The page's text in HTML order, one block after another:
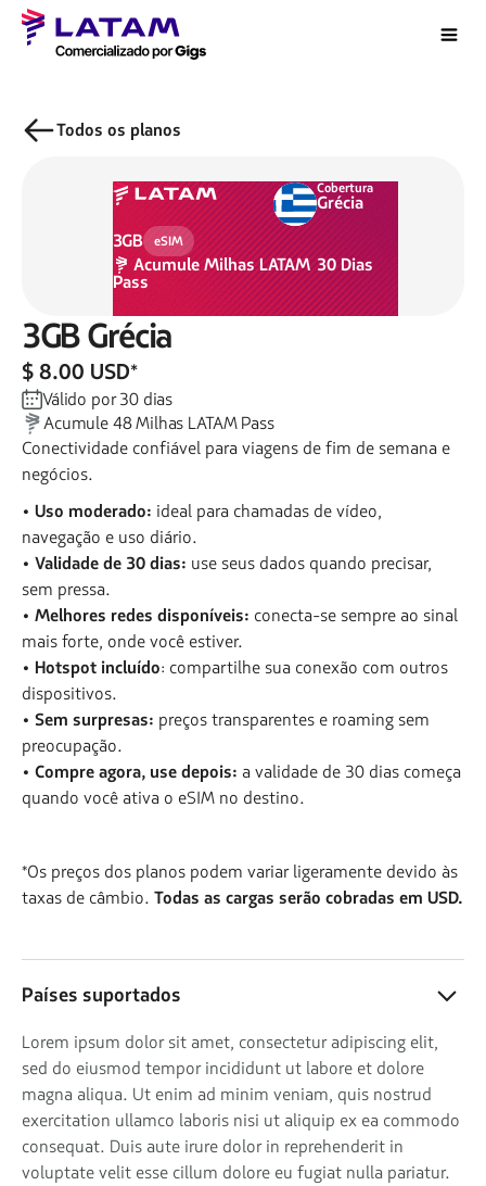
Todos os planos
Cobertura
Grécia
3GB
eSIM
AcumuleMilhas LATAM
Pass
30Dias
3GBGrécia
$ 8.00 USD*
Válido por30dias
Acumule48Milhas LATAM Pass
Conectividade confiável para viagens de fim de semana e
negócios.
• Uso moderado: ideal para chamadas de vídeo,
navegação e uso diário.
• Validade de 30 dias: use seus dados quando precisar,
sem pressa.
• Melhores redes disponíveis: conecta-se sempre ao sinal
mais forte, onde você estiver.
• Hotspot incluído: compartilhe sua conexão com outros
dispositivos.
• Sem surpresas: preços transparentes e roaming sem
preocupação.
• Compre agora, use depois: a validade de 30 dias começa
quando você ativa o eSIM no destino.
*Os preços dos planos podem variar ligeramente devido às
taxas de câmbio. Todas as cargas serão cobradas em USD.
Países suportados
Lorem ipsum dolor sit amet, consectetur adipiscing elit,
sed do eiusmod tempor incididunt ut labore et dolore
magna aliqua. Ut enim ad minim veniam, quis nostrud
exercitation ullamco laboris nisi ut aliquip ex ea commodo
consequat. Duis aute irure dolor in reprehenderit in
voluptate velit esse cillum dolore eu fugiat nulla pariatur.